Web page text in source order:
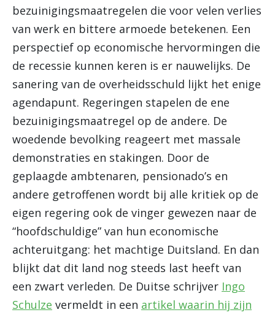
bezuinigingsmaatregelen die voor velen verlies
van werk en bittere armoede betekenen. Een
perspectief op economische hervormingen die
de recessie kunnen keren is er nauwelijks. De
sanering van de overheidsschuld lijkt het enige
agendapunt. Regeringen stapelen de ene
bezuinigingsmaatregel op de andere. De
woedende bevolking reageert met massale
demonstraties en stakingen. Door de
geplaagde ambtenaren, pensionado’s en
andere getroffenen wordt bij alle kritiek op de
eigen regering ook de vinger gewezen naar de
“hoofdschuldige” van hun economische
achteruitgang: het machtige Duitsland. En dan
blijkt dat dit land nog steeds last heeft van
een zwart verleden. De Duitse schrijver Ingo
Schulze vermeldt in een artikel waarin hij zijn